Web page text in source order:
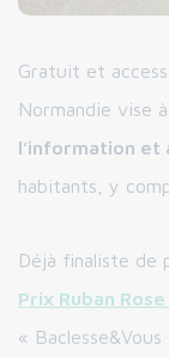
Gratuit et
Normandie vise à
l’information et
habitants, y
Déjà finaliste de
Prix Ruban
«